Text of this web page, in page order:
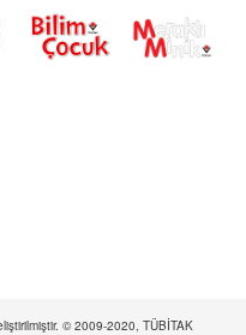
© 2009-2020, TÜBİTAK